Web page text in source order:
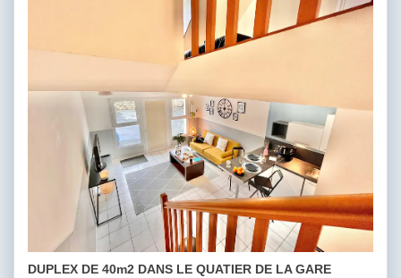
DUPLEX DE 40m2 DANS LE QUATIER DE LA GARE